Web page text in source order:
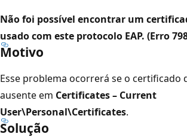
Não foi possível encontrar um
usado com este protocolo EAP. (Erro
Motivo
Esse problema ocorrerá se o certificado
ausente em Certificates – Current
User\Personal\Certificates.
Solução